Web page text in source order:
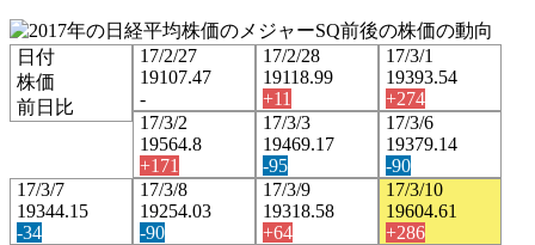
日付
株価
前日比
17/2/27
19107.47
-
17/2/28
19118.99
+11
17/3/1
19393.54
+274
17/3/2
19564.8
+171
17/3/3
19469.17
-95
17/3/6
19379.14
-90
17/3/7
19344.15
-34
17/3/8
19254.03
-90
17/3/9
19318.58
+64
17/3/10
19604.61
+286